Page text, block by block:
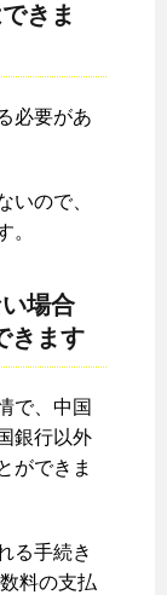
きま
必要があ
いので、
。
場合
きます
で、中国
銀行以外
ができま
る手続き
料の支払